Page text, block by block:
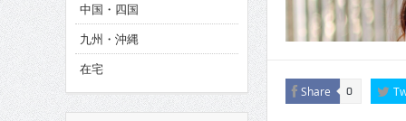
Share 0
中国・四国
九州・沖縄
在宅